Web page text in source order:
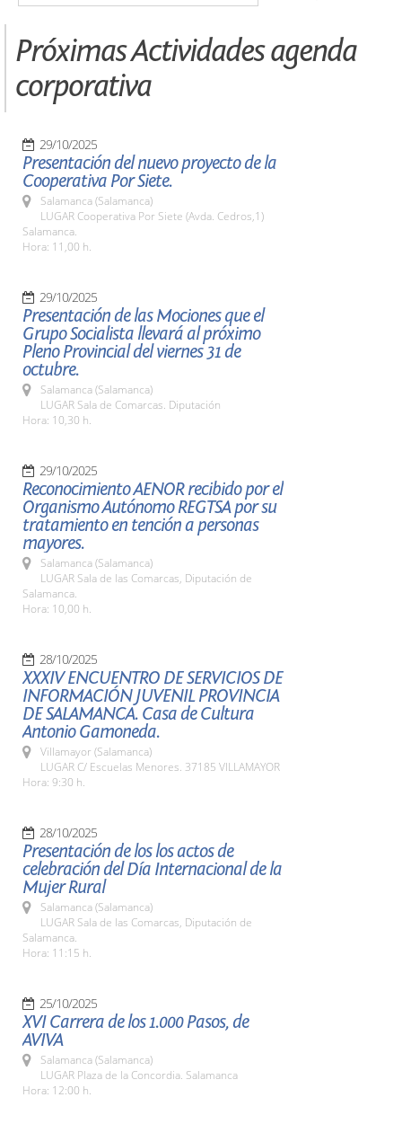
Próximas Actividades agenda
corporativa
29/10/2025
Presentación del nuevo proyecto de la
Cooperativa Por Siete.
Salamanca (Salamanca)
LUGAR Cooperativa Por Siete (Avda. Cedros,1)
Salamanca.
Hora: 11,00 h.
29/10/2025
Presentación de las Mociones que el
Grupo Socialista llevará al próximo
Pleno Provincial del viernes 31 de
octubre.
Salamanca (Salamanca)
LUGAR Sala de Comarcas. Diputación
Hora: 10,30 h.
29/10/2025
Reconocimiento AENOR recibido por el
Organismo Autónomo REGTSA por su
tratamiento en tención a personas
mayores.
Salamanca (Salamanca)
LUGAR Sala de las Comarcas, Diputación de
Salamanca.
Hora: 10,00 h.
28/10/2025
XXXIV ENCUENTRO DE SERVICIOS DE
INFORMACIÓN JUVENIL PROVINCIA
DE SALAMANCA. Casa de Cultura
Antonio Gamoneda.
Villamayor (Salamanca)
LUGAR C/ Escuelas Menores. 37185 VILLAMAYOR
Hora: 9:30 h.
28/10/2025
Presentación de los los actos de
celebración del Día Internacional de la
Mujer Rural
Salamanca (Salamanca)
LUGAR Sala de las Comarcas, Diputación de
Salamanca.
Hora: 11:15 h.
25/10/2025
XVI Carrera de los 1.000 Pasos, de
AVIVA
Salamanca (Salamanca)
LUGAR Plaza de la Concordia. Salamanca
Hora: 12:00 h.